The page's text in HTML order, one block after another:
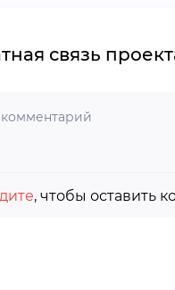
связь
, чтобы оставить